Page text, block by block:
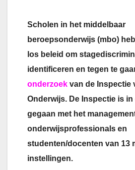
Scholen in het middelbaar
beroepsonderwijs (mbo)
los beleid om
identificeren en tegen te
onderzoek van de Inspectie
Onderwijs. De Inspectie is
gegaan met het
onderwijsprofessionals en
studenten/docenten van 13
instellingen.